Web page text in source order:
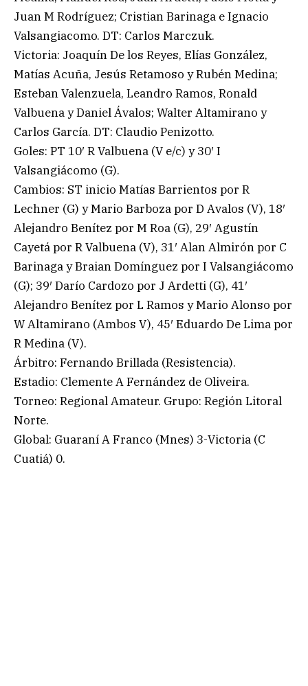
Juan M Rodríguez; Cristian Barinaga e Ignacio
Valsangiacomo. DT: Carlos Marczuk.
Victoria: Joaquín De los Reyes, Elías González,
Matías Acuña, Jesús Retamoso y Rubén Medina;
Esteban Valenzuela, Leandro Ramos, Ronald
Valbuena y Daniel Ávalos; Walter Altamirano y
Carlos García. DT: Claudio Penizotto.
Goles: PT 10′ R Valbuena (V e/c) y 30′ I
Valsangiácomo (G).
Cambios: ST inicio Matías Barrientos por R
Lechner (G) y Mario Barboza por D Avalos (V), 18′
Alejandro Benítez por M Roa (G), 29′ Agustín
Cayetá por R Valbuena (V), 31′ Alan Almirón por C
Barinaga y Braian Domínguez por I Valsangiácomo
(G); 39′ Darío Cardozo por J Ardetti (G), 41′
Alejandro Benítez por L Ramos y Mario Alonso por
W Altamirano (Ambos V), 45′ Eduardo De Lima por
R Medina (V).
Árbitro: Fernando Brillada (Resistencia).
Estadio: Clemente A Fernández de Oliveira.
Torneo: Regional Amateur. Grupo: Región Litoral
Norte.
Global: Guaraní A Franco (Mnes) 3-Victoria (C
Cuatiá) 0.